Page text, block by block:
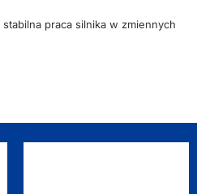
praca silnika w zmiennych